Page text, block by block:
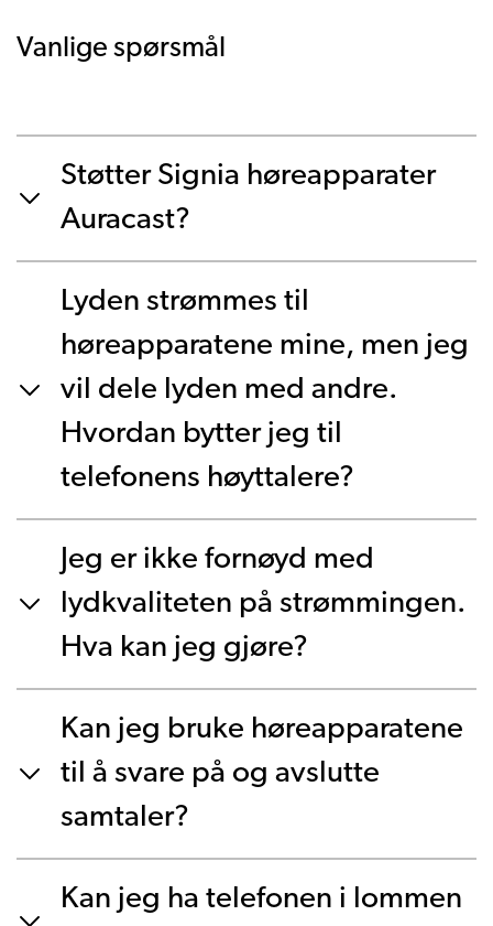
Vanlige spørsmål
Støtter Signia høreapparater
Auracast?
Lyden strømmes til
høreapparatene mine, men jeg
vil dele lyden med andre.
Hvordan bytter jeg til
telefonens høyttalere?
Jeg er ikke fornøyd med
lydkvaliteten på strømmingen.
Hva kan jeg gjøre?
Kan jeg bruke høreapparatene
til å svare på og avslutte
samtaler?
Kan jeg ha telefonen i lommen